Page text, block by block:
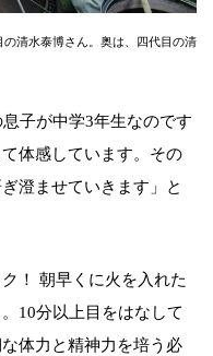
清水泰博さん。奥は、四代目の清
子が中学3年生なのです
体感しています。その
澄ませていきます」と
！ 朝早くに火を入れた
10分以上目をはなして
体力と精神力を培う必